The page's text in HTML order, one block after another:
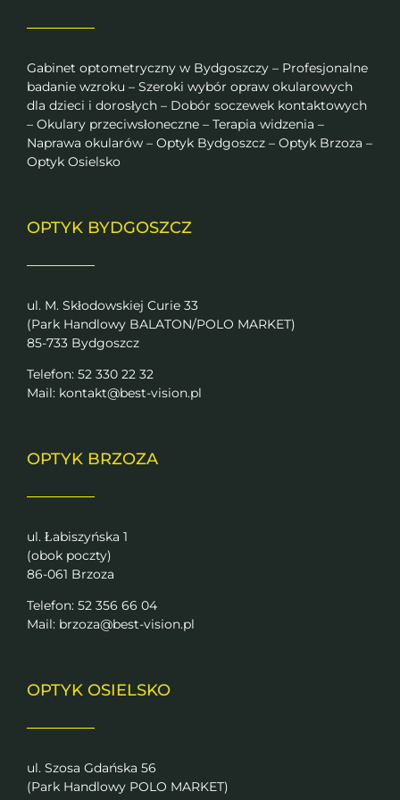
Gabinet optometryczny w Bydgoszczy – Profesjonalne
badanie wzroku – Szeroki wybór opraw okularowych
dla dzieci i dorosłych – Dobór soczewek kontaktowych
– Okulary przeciwsłoneczne – Terapia widzenia –
Naprawa okularów – Optyk Bydgoszcz – Optyk Brzoza –
Optyk Osielsko
OPTYK BYDGOSZCZ
ul. M. Skłodowskiej Curie 33
(Park Handlowy BALATON/POLO MARKET)
85-733 Bydgoszcz
Telefon: 52 330 22 32
Mail: kontakt@best-vision.pl
OPTYK BRZOZA
ul. Łabiszyńska 1
(obok poczty)
86-061 Brzoza
Telefon: 52 356 66 04
Mail: brzoza@best-vision.pl
OPTYK OSIELSKO
ul. Szosa Gdańska 56
(Park Handlowy POLO MARKET)